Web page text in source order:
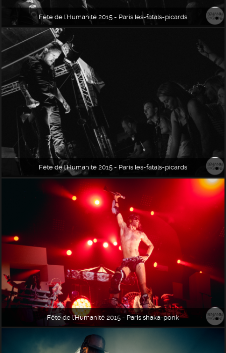
Fête de l'Humanité 2015 - Paris les-fatals-picards
Fête de l'Humanité 2015 - Paris les-fatals-picards
Fête de l'Humanité 2015 - Paris shaka-ponk